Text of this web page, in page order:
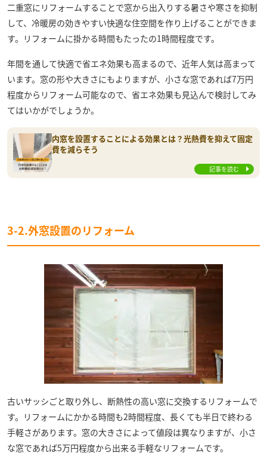
二重窓にリフォームすることで窓から出入りする暑さや寒さを抑制
して、冷暖房の効きやすい快適な住空間を作り上げることができま
す。リフォームに掛かる時間もたったの1時間程度です。
年間を通して快適で省エネ効果も高まるので、近年人気は高まって
います。窓の形や大きさにもよりますが、小さな窓であれば7万円
程度からリフォーム可能なので、省エネ効果も見込んで検討してみ
てはいかがでしょうか。
内窓を設置することによる効果とは？光熱費を抑えて固定
費を減らそう
記事を読む
3-2.外窓設置のリフォーム
古いサッシごと取り外し、断熱性の高い窓に交換するリフォームで
す。リフォームにかかる時間も2時間程度、長くても半日で終わる
手軽さがあります。窓の大きさによって値段は異なりますが、小さ
な窓であれば5万円程度から出来る手軽なリフォームです。